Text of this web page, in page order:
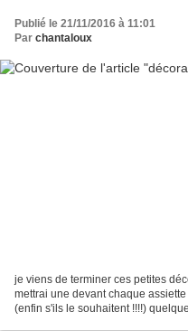
Publié le 21/11/2016 à 11:01
Par chantaloux
je viens de terminer ces petites
mettrai une devant chaque
(enfin s'ils le souhaitent !!!!)